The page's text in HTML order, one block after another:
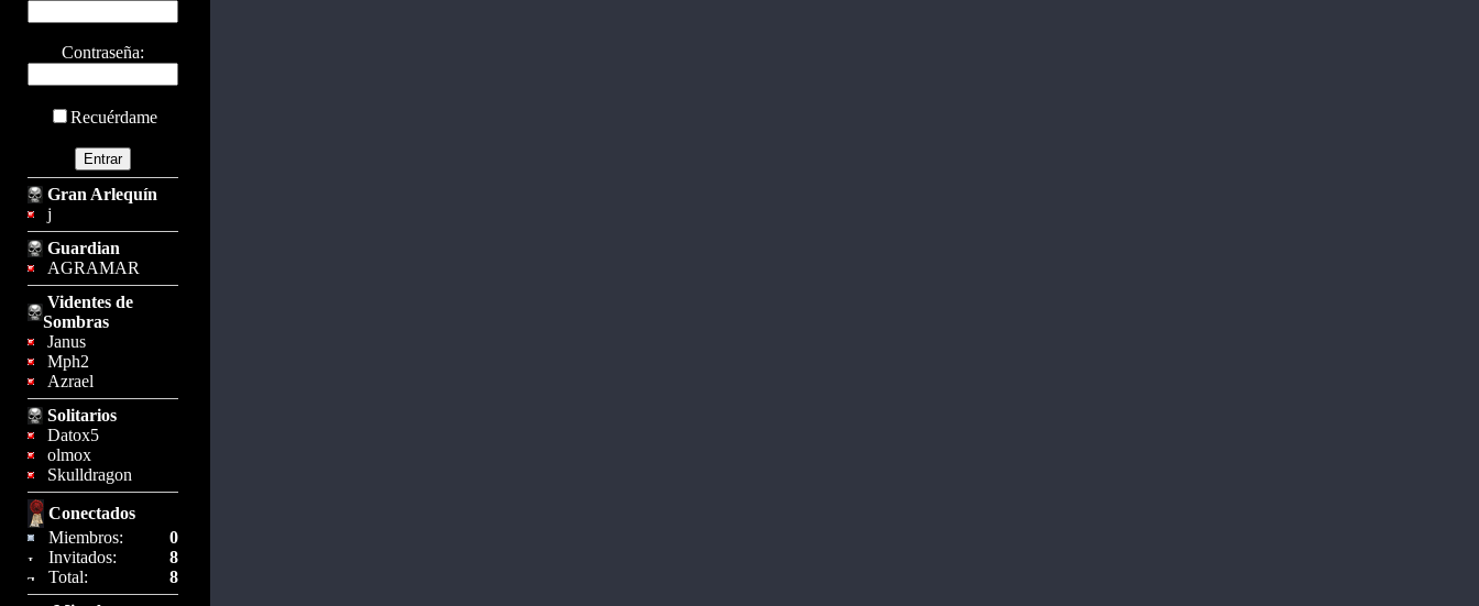
Contraseña:
Recuérdame
Gran Arlequín
j
Guardian
AGRAMAR
Videntes de
Sombras
Janus
Mph2
Azrael
Solitarios
Datox5
olmox
Skulldragon
Conectados
Miembros:
0
Invitados:
8
Total:
8